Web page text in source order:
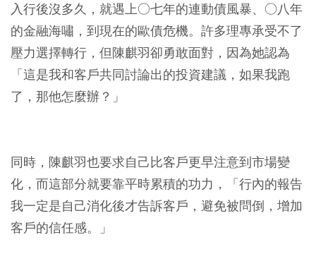
入行後沒多久，就遇上○七年的連動債風暴、○八年
的金融海嘯，到現在的歐債危機。許多理專承受不了
壓力選擇轉行，但陳麒羽卻勇敢面對，因為她認為
「這是我和客戶共同討論出的投資建議，如果我跑
了，那他怎麼辦？」
同時，陳麒羽也要求自己比客戶更早注意到市場變
化，而這部分就要靠平時累積的功力，「行內的報告
我一定是自己消化後才告訴客戶，避免被問倒，增加
客戶的信任感。」